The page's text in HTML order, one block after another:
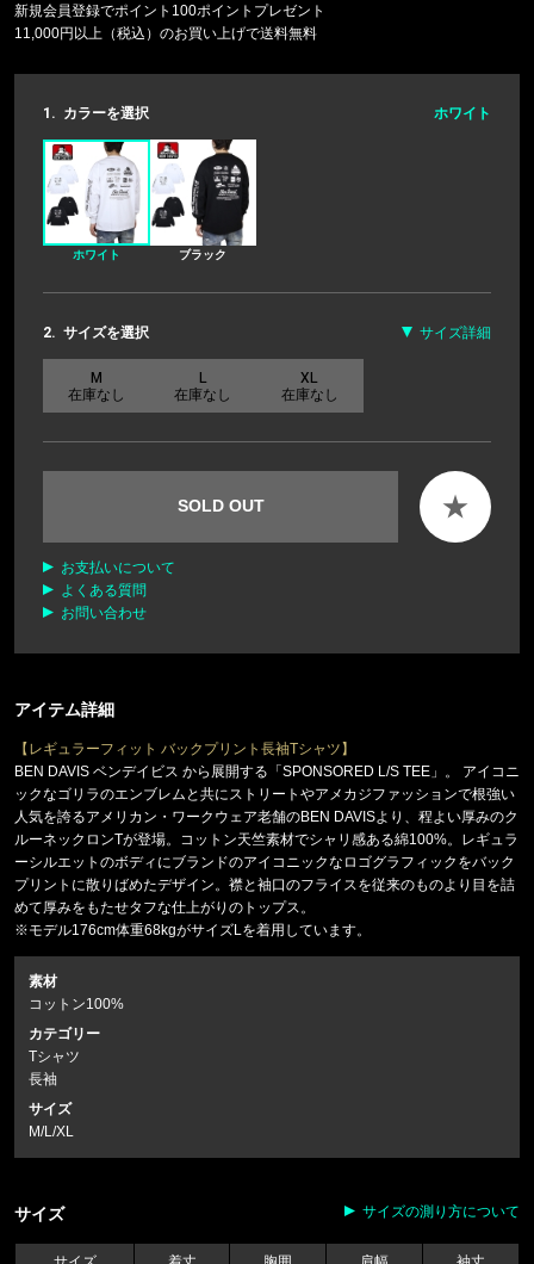
新規会員登録でポイント100ポイントプレゼント
11,000円以上（税込）のお買い上げで送料無料
1. カラーを選択 ホワイト
ホワイト ブラック
2. サイズを選択 サイズ詳細
M
在庫なし
L
在庫なし
XL
在庫なし
SOLD OUT ★
お支払いについて
よくある質問
お問い合わせ
アイテム詳細
【レギュラーフィット バックプリント長袖Tシャツ】
BEN DAVIS ベンデイビス から展開する「SPONSORED L/S TEE」。 アイコニ
ックなゴリラのエンブレムと共にストリートやアメカジファッションで根強い
人気を誇るアメリカン・ワークウェア老舗のBEN DAVISより、程よい厚みのク
ルーネックロンTが登場。コットン天竺素材でシャリ感ある綿100%。レギュラ
ーシルエットのボディにブランドのアイコニックなロゴグラフィックをバック
プリントに散りばめたデザイン。襟と袖口のフライスを従来のものより目を詰
めて厚みをもたせタフな仕上がりのトップス。
※モデル176cm体重68kgがサイズLを着用しています。
素材
コットン100%
カテゴリー
Tシャツ
長袖
サイズ
M/L/XL
サイズ サイズの測り方について